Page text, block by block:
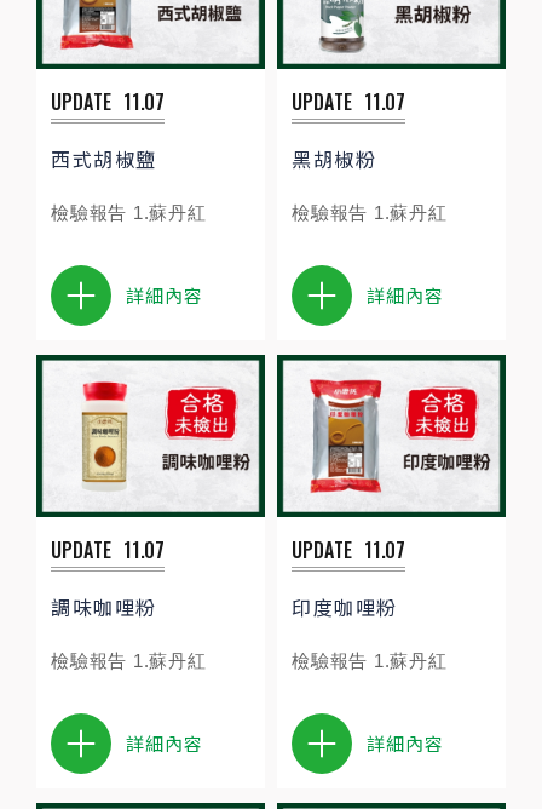
UPDATE 11.07
西式胡椒鹽
檢驗報告 1.蘇丹紅
詳細內容
UPDATE 11.07
黑胡椒粉
檢驗報告 1.蘇丹紅
詳細內容
UPDATE 11.07
調味咖哩粉
檢驗報告 1.蘇丹紅
詳細內容
UPDATE 11.07
印度咖哩粉
檢驗報告 1.蘇丹紅
詳細內容